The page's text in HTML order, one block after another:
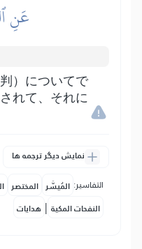
عَنِ
）についてで
れて、それに
نمایش دیگر ترجمه ها
التفاسير: المُيسَّر المختصر
النفحات المكية | هدايات